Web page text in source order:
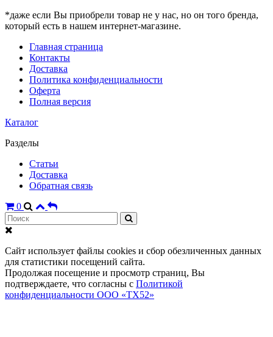
*даже если Вы приобрели товар не у нас, но он того бренда,
который есть в нашем интернет-магазине.
Главная страница
Контакты
Доставка
Политика конфиденциальности
Оферта
Полная версия
Каталог
Разделы
Статьи
Доставка
Обратная связь
0
Сайт использует файлы cookies и сбор обезличенных данных
для статистики посещений сайта.
Продолжая посещение и просмотр страниц, Вы
подтверждаете, что согласны с Политикой
конфиденциальности ООО «ТХ52»